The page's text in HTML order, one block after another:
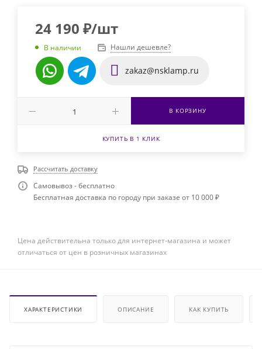
24 190 ₽/шт
В наличии Нашли дешевле?
zakaz@nsklamp.ru
В КОРЗИНУ
КУПИТЬ В 1 КЛИК
Рассчитать доставку
Самовывоз - бесплатно
Бесплатная доставка по городу при заказе от 10 000 ₽
Цена действительна только для интернет-магазина и может
отличаться от цен в розничных магазинах
ХАРАКТЕРИСТИКИ ОПИСАНИЕ КАК КУПИТЬ